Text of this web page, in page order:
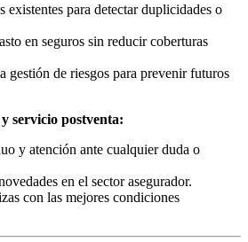
existentes para detectar duplicidades o
en seguros sin reducir coberturas
gestión de riesgos para prevenir futuros
servicio postventa:
y atención ante cualquier duda o
en el sector asegurador.
con las mejores condiciones